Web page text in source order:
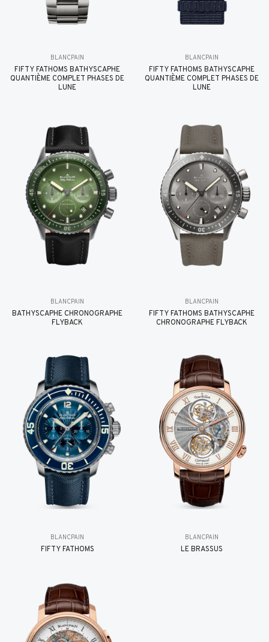
BLANCPAIN
FIFTY FATHOMS BATHYSCAPHE
QUANTIÈME COMPLET PHASES DE
LUNE
BLANCPAIN
FIFTY FATHOMS BATHYSCAPHE
QUANTIÈME COMPLET PHASES DE
LUNE
BLANCPAIN
BATHYSCAPHE CHRONOGRAPHE
FLYBACK
BLANCPAIN
FIFTY FATHOMS BATHYSCAPHE
CHRONOGRAPHE FLYBACK
BLANCPAIN
FIFTY FATHOMS
BLANCPAIN
LE BRASSUS